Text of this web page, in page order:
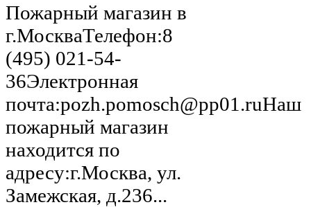
Пожарный магазин в
г.МоскваТелефон:8
(495) 021-54-
36Электронная
почта:pozh.pomosch@pp01.ruНаш
пожарный магазин
находится по
адресу:г.Москва, ул.
Замежская, д.236...